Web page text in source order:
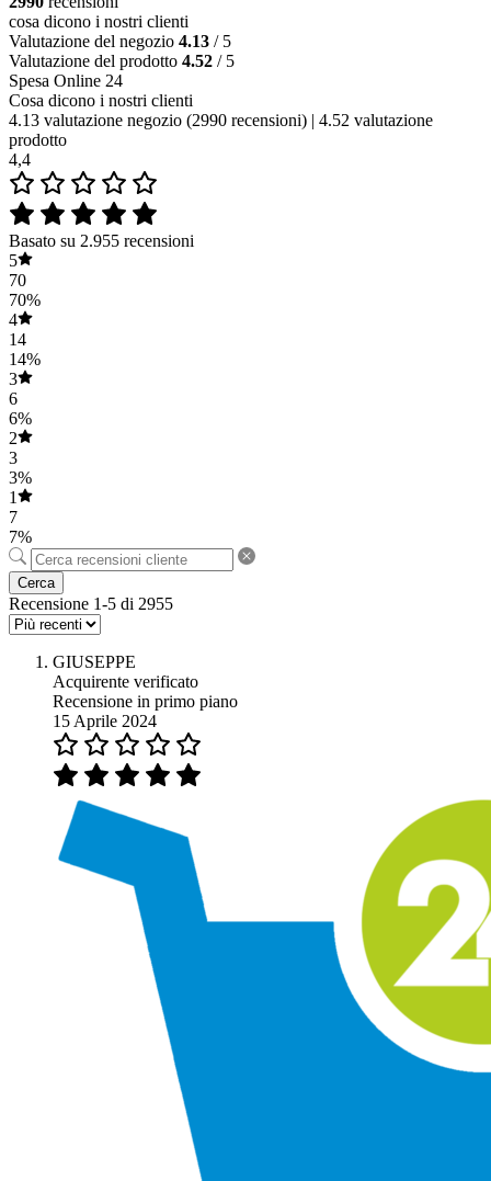
cosa dicono i nostri clienti
Valutazione del negozio 4.13 / 5
Valutazione del prodotto 4.52 / 5
Spesa Online 24
Cosa dicono i nostri clienti
4.13 valutazione negozio (2990 recensioni) | 4.52 valutazione
prodotto
4,4
Basato su 2.955 recensioni
5
70
70%
4
14
14%
3
6
6%
2
3
3%
1
7
7%
Cerca
Recensione 1-5 di 2955
GIUSEPPE
Acquirente verificato
Recensione in primo piano
15 Aprile 2024